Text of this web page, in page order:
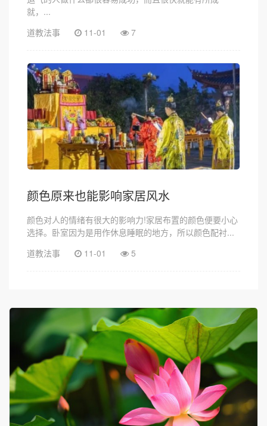
就，...
道教法事
11-01 7
颜色原来也能影响家居风水
颜色对人的情绪有很大的影响力!家居布置的颜色便要小心
选择。卧室因为是用作休息睡眠的地方，所以颜色配衬...
道教法事
11-01 5